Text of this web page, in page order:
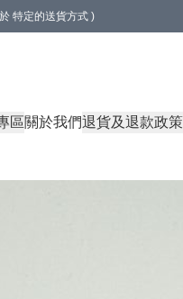
特定的送貨方式 )
區關於我們退貨及退款政策